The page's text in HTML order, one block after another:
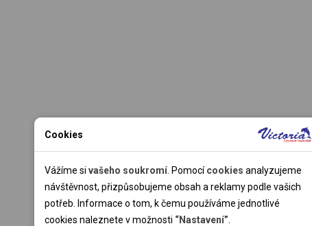
Cookies
Vážíme si vašeho soukromí . Pomocícookies analyzujeme
návštěvnost, přizpůsobujeme obsah a reklamy podle vašich
potřeb. Informace o tom, k čemu používáme jednotlivé
cookies naleznete v možnosti “Nastavení”
Nutné cookies pomáhají, aby byla webová stránka použitelná
tak, že umožní základní funkce jako navigace stránky a
přístup k zabezpečeným sekcím webové stránky. Webová
stránka nemůže správně fungovat bez těchto cookies.